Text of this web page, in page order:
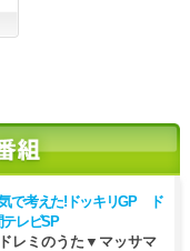
で考えた!ドッキリGP ド
レビSP
レミのうた▼マッサマ